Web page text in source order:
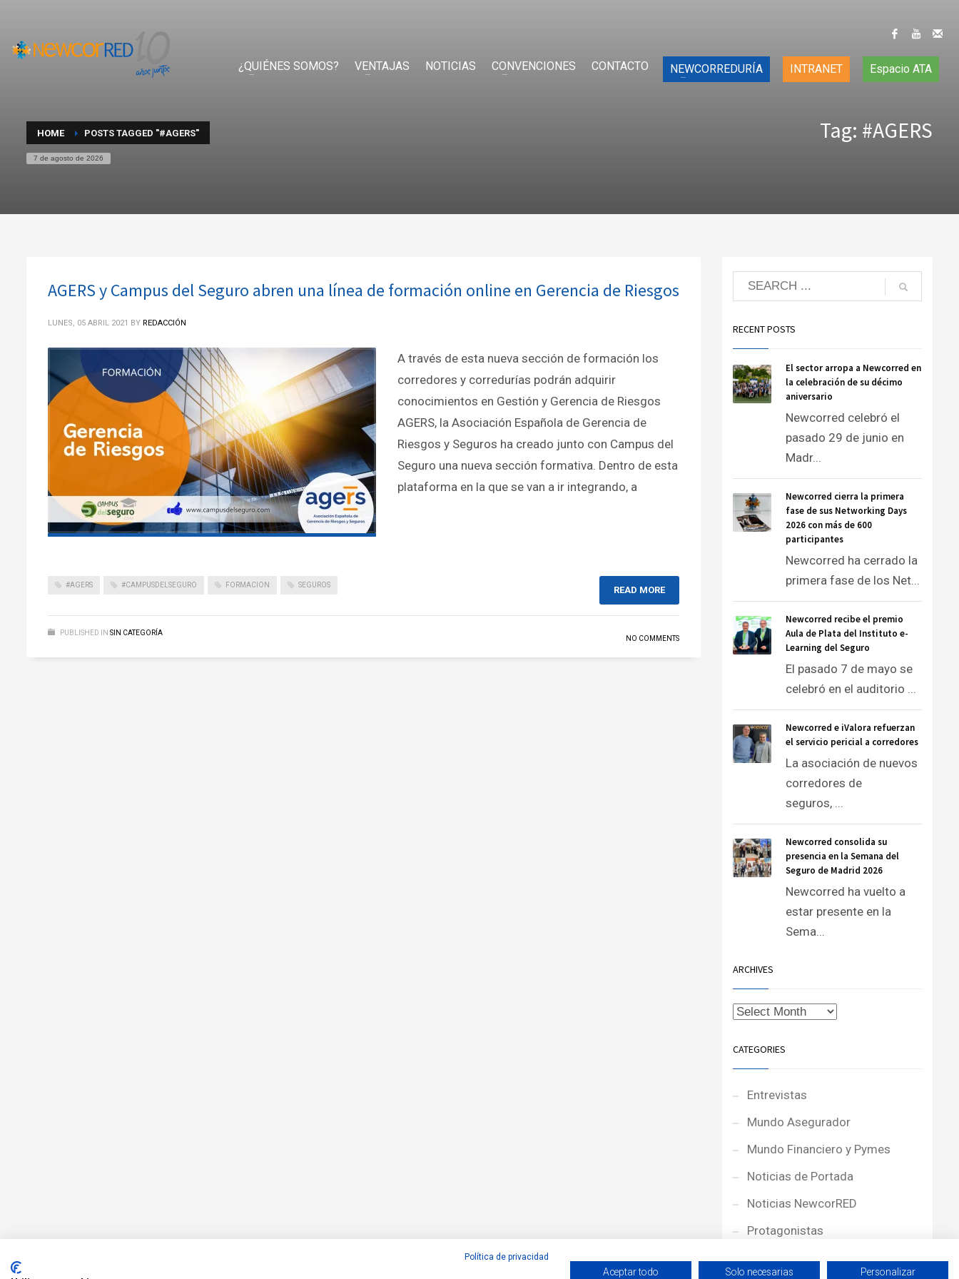
¿QUIÉNES SOMOS? VENTAJAS NOTICIAS CONVENCIONES CONTACTO NEWCORREDURÍA INTRANET Espacio ATA
HOME POSTS TAGGED "#AGERS"
7 de agosto de 2026
Tag: #AGERS
AGERS y Campus del Seguro abren una línea de formación online en Gerencia de Riesgos
LUNES, 05 ABRIL 2021 BY REDACCIÓN
A través de esta nueva sección de formación los
corredores y corredurías podrán adquirir
conocimientos en Gestión y Gerencia de Riesgos
AGERS, la Asociación Española de Gerencia de
Riesgos y Seguros ha creado junto con Campus del
Seguro una nueva sección formativa. Dentro de esta
plataforma en la que se van a ir integrando, a
#AGERS #CAMPUSDELSEGURO FORMACION SEGUROS READ MORE
PUBLISHED IN SIN CATEGORÍA
NO COMMENTS
RECENT POSTS
El sector arropa a Newcorred en
la celebración de su décimo
aniversario
Newcorred celebró el
pasado 29 de junio en
Madr...
Newcorred cierra la primera
fase de sus Networking Days
2026 con más de 600
participantes
Newcorred ha cerrado la
primera fase de los Net...
Newcorred recibe el premio
Aula de Plata del Instituto e-
Learning del Seguro
El pasado 7 de mayo se
celebró en el auditorio ...
Newcorred e iValora refuerzan
el servicio pericial a corredores
La asociación de nuevos
corredores de
seguros, ...
Newcorred consolida su
presencia en la Semana del
Seguro de Madrid 2026
Newcorred ha vuelto a
estar presente en la
Sema...
ARCHIVES
CATEGORIES
Entrevistas
Mundo Asegurador
Mundo Financiero y Pymes
Noticias de Portada
Noticias NewcorRED
Protagonistas
Reportajes
Política de privacidad
Aceptar todo Solo necesarias Personalizar